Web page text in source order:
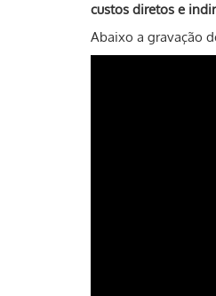
custos diretos e
Abaixo a gravação